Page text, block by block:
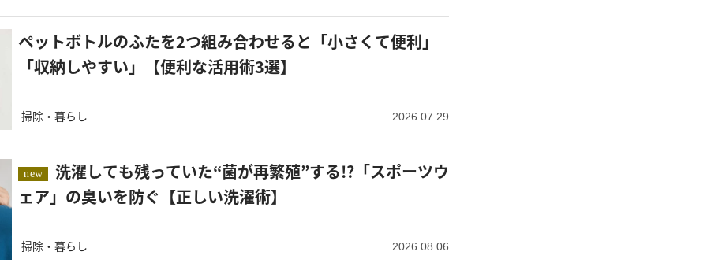
ペットボトルのふたを2つ組み合わせると「小さくて便利」
「収納しやすい」【便利な活用術3選】
掃除・暮らし 2026.07.29
new
ェア」の臭いを防ぐ【正しい洗濯術】
掃除・暮らし 2026.08.06